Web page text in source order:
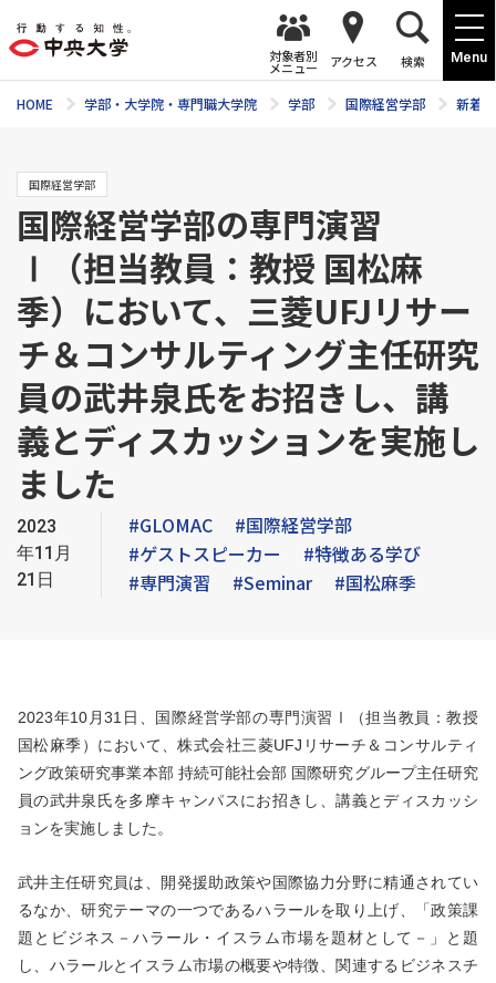
Menu
対象者別
メニュー アクセス 検索
HOME 学部・大学院・専門職大学院 学部 国際経営学部 新着
国際経営学部
国際経営学部の専門演習
Ⅰ（担当教員：教授 国松麻
季）において、三菱UFJリサー
チ＆コンサルティング主任研究
員の武井泉氏をお招きし、講
義とディスカッションを実施し
ました
2023
年11月
21日
#GLOMAC
#国際経営学部
#ゲストスピーカー
#特徴ある学び
#専門演習
#Seminar #国松麻季
2023年10月31日、国際経営学部の専門演習Ⅰ（担当教員：教授
国松麻季）において、株式会社三菱UFJリサーチ＆コンサルティ
ング政策研究事業本部 持続可能社会部 国際研究グループ主任研究
員の武井泉氏を多摩キャンパスにお招きし、講義とディスカッシ
ョンを実施しました。
武井主任研究員は、開発援助政策や国際協力分野に精通されてい
るなか、研究テーマの一つであるハラールを取り上げ、「政策課
題とビジネス－ハラール・イスラム市場を題材として－」と題
し、ハラールとイスラム市場の概要や特徴、関連するビジネスチ